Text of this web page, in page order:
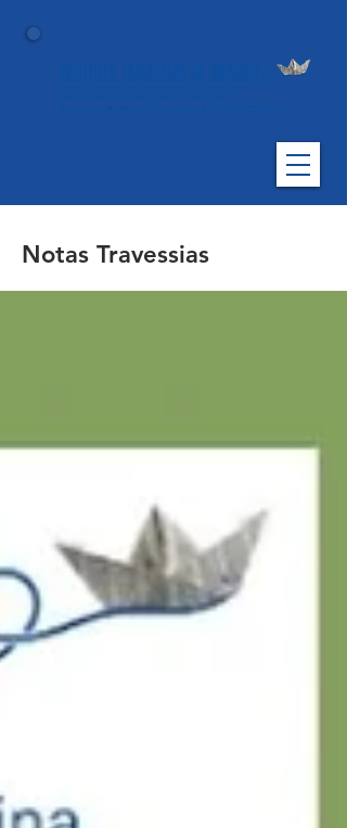
Notas Travessias